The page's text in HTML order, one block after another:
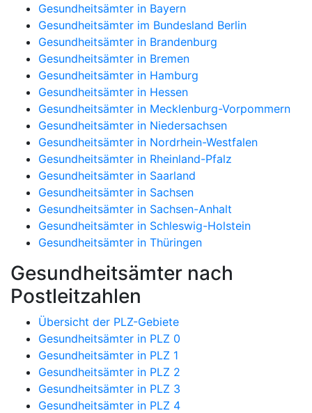
Gesundheitsämter in Bayern
Gesundheitsämter im Bundesland Berlin
Gesundheitsämter in Brandenburg
Gesundheitsämter in Bremen
Gesundheitsämter in Hamburg
Gesundheitsämter in Hessen
Gesundheitsämter in Mecklenburg-Vorpommern
Gesundheitsämter in Niedersachsen
Gesundheitsämter in Nordrhein-Westfalen
Gesundheitsämter in Rheinland-Pfalz
Gesundheitsämter in Saarland
Gesundheitsämter in Sachsen
Gesundheitsämter in Sachsen-Anhalt
Gesundheitsämter in Schleswig-Holstein
Gesundheitsämter in Thüringen
Gesundheitsämter nach
Postleitzahlen
Übersicht der PLZ-Gebiete
Gesundheitsämter in PLZ 0
Gesundheitsämter in PLZ 1
Gesundheitsämter in PLZ 2
Gesundheitsämter in PLZ 3
Gesundheitsämter in PLZ 4